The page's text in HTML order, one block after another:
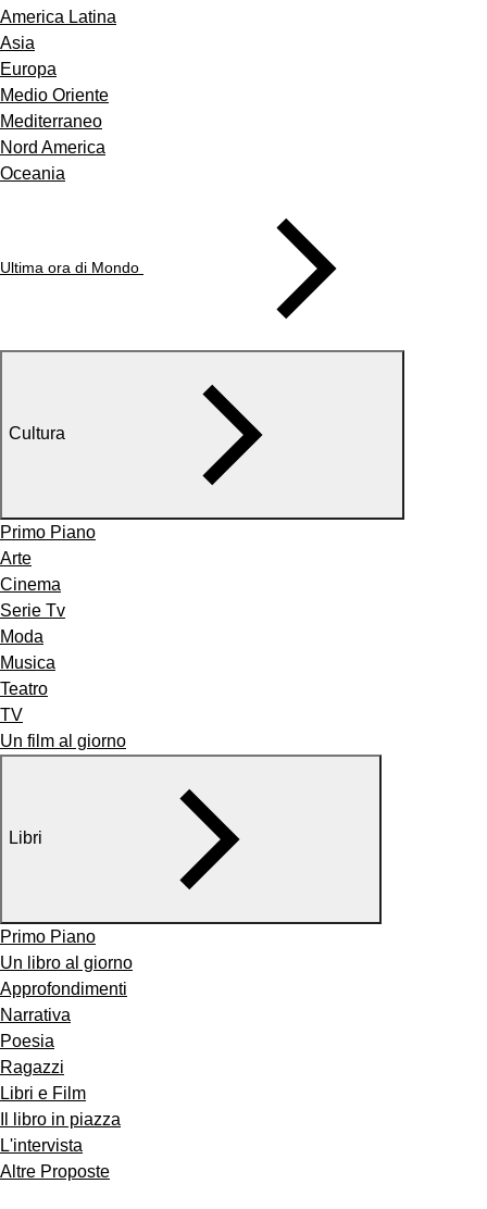
America Latina
Asia
Europa
Medio Oriente
Mediterraneo
Nord America
Oceania
Ultima ora di Mondo
Cultura
Primo Piano
Arte
Cinema
Serie Tv
Moda
Musica
Teatro
TV
Un film al giorno
Libri
Primo Piano
Un libro al giorno
Approfondimenti
Narrativa
Poesia
Ragazzi
Libri e Film
Il libro in piazza
L'intervista
Altre Proposte